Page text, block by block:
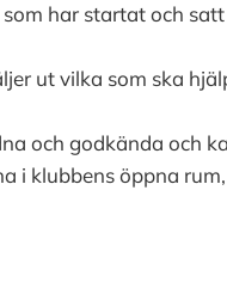
har startat och
ut vilka som ska
och godkända och
i klubbens öppna